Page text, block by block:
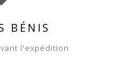
BÉNIS
l'expédition